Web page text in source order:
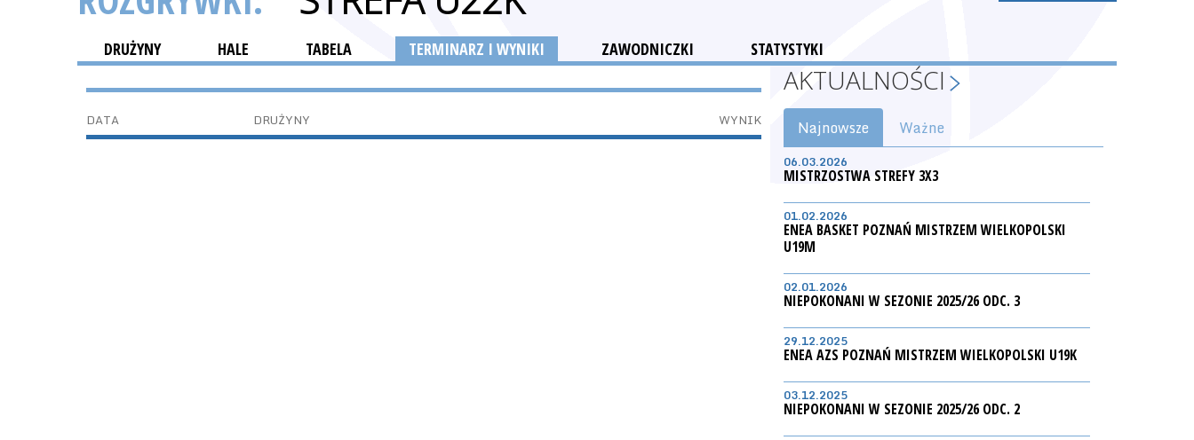
DRUŻYNY HALE TABELA TERMINARZ I WYNIKI ZAWODNICZKI STATYSTYKI
DATA DRUŻYNY WYNIK
AKTUALNOŚCI
Najnowsze Ważne
06.03.2026
MISTRZOSTWA STREFY 3X3
01.02.2026
ENEA BASKET POZNAŃ MISTRZEM WIELKOPOLSKI
U19M
02.01.2026
NIEPOKONANI W SEZONIE 2025/26 ODC. 3
29.12.2025
ENEA AZS POZNAŃ MISTRZEM WIELKOPOLSKI U19K
03.12.2025
NIEPOKONANI W SEZONIE 2025/26 ODC. 2